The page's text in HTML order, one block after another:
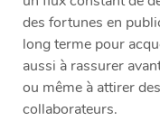
des fortunes en
long terme pour
aussi à rassurer
ou même à attirer
collaborateurs.